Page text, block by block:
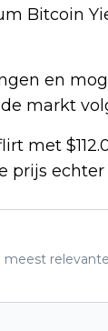
Bitcoin
en
markt
met
prijs